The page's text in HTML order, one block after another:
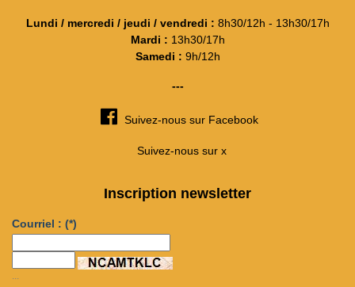
Lundi / mercredi / jeudi / vendredi : 8h30/12h - 13h30/17h
Mardi : 13h30/17h
Samedi : 9h/12h
---
Suivez-nous sur Facebook
Suivez-nous sur x
Inscription newsletter
Courriel : (*)